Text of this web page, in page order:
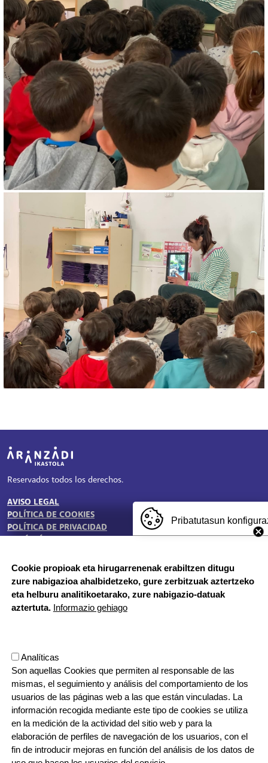
Irudia
Reservados todos los derechos.
TESTU-LEGALAK
AVISO LEGAL
POLÍTICA DE COOKIES
POLÍTICA DE PRIVACIDAD
HORARIO DE SECRETARÍA:
De lunes a jueves 8:00 - 18:00
Viernes 8:00 - 17:00
20570 Bergara, Gipuzkoa
943 76 90 71
ORRI-OINA
CONTACTO
TRABAJA CON NOSOTROS
Pribatutasun
Cookie propioak eta hirugarrenenak erabiltzen ditugu
zure nabigazioa ahalbidetzeko, gure zerbitzuak aztertzeko
eta helburu analitikoetarako, zure nabigazio-datuak
aztertuta. Informazio gehiago
Analíticas
Son aquellas Cookies que permiten al responsable de las
mismas, el seguimiento y análisis del comportamiento de los
usuarios de las páginas web a las que están vinculadas. La
información recogida mediante este tipo de cookies se utiliza
en la medición de la actividad del sitio web y para la
elaboración de perfiles de navegación de los usuarios, con el
fin de introducir mejoras en función del análisis de los datos de